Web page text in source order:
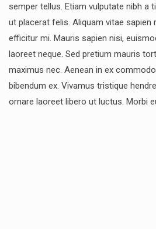
semper tellus. Etiam vulputate nibh a
ut placerat felis. Aliquam vitae sapien
efficitur mi. Mauris sapien nisi,
laoreet neque. Sed pretium mauris
maximus nec. Aenean in ex
bibendum ex. Vivamus tristique
ornare laoreet libero ut luctus. Morbi